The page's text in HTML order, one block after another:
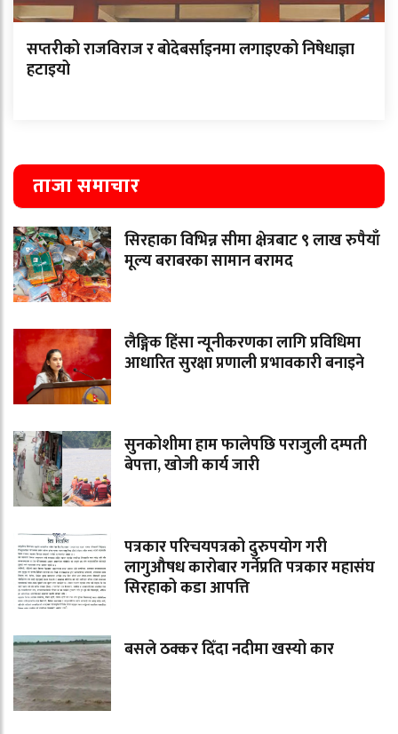
सप्तरीको राजविराज र बोदेबर्साइनमा लगाइएको निषेधाज्ञा
हटाइयो
ताजा समाचार
सिरहाका विभिन्न सीमा क्षेत्रबाट ९ लाख रुपैयाँ
मूल्य बराबरका सामान बरामद
लैङ्गिक हिंसा न्यूनीकरणका लागि प्रविधिमा
आधारित सुरक्षा प्रणाली प्रभावकारी बनाइने
सुनकोशीमा हाम फालेपछि पराजुली दम्पती
बेपत्ता, खोजी कार्य जारी
पत्रकार परिचयपत्रको दुरुपयोग गरी
लागुऔषध कारोबार गर्नेप्रति पत्रकार महासंघ
सिरहाको कडा आपत्ति
बसले ठक्कर दिँदा नदीमा खस्यो कार